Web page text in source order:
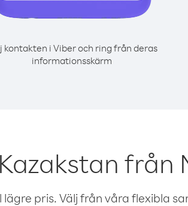
kontakten i Viber och ring från deras
informationsskärm
från
pris. Välj från våra flexibla